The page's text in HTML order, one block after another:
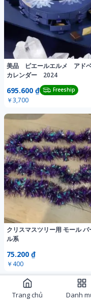
美品 ピエールエルメ アド
カレンダー 2024
695.600 ₫ Freeship
￥3,700
クリスマスツリー用 モール パ
ル系
75.200 ₫
￥400
Trang chủ Danh